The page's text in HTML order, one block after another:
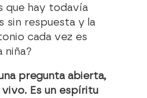
que hay todavía
sin respuesta y la
cada vez es
niña?
pregunta abierta,
Es un espíritu